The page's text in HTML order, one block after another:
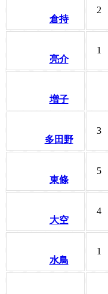
倉持
2
亮介
1
増子
多田野
3
東條
5
大空
4
水鳥
1